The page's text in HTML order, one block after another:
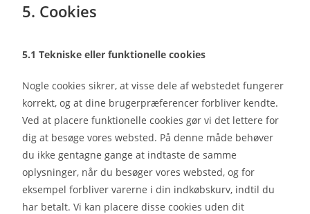
5. Cookies
5.1 Tekniske eller funktionelle cookies
Nogle cookies sikrer, at visse dele af webstedet fungerer
korrekt, og at dine brugerpræferencer forbliver kendte.
Ved at placere funktionelle cookies gør vi det lettere for
dig at besøge vores websted. På denne måde behøver
du ikke gentagne gange at indtaste de samme
oplysninger, når du besøger vores websted, og for
eksempel forbliver varerne i din indkøbskurv, indtil du
har betalt. Vi kan placere disse cookies uden dit